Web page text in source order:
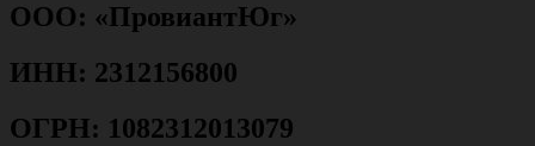
ООО: «ПровиантЮг»
ИНН: 2312156800
ОГРН: 1082312013079